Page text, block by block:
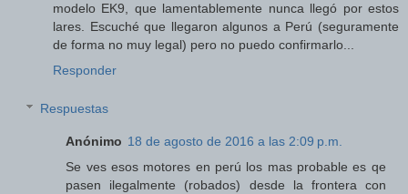
modelo EK9, que lamentablemente nunca llegó por estos
lares. Escuché que llegaron algunos a Perú (seguramente
de forma no muy legal) pero no puedo confirmarlo...
Responder
Respuestas
Anónimo 18 de agosto de 2016 a las 2:09 p.m.
Se ves esos motores en perú los mas probable es qe
pasen ilegalmente (robados) desde la frontera con